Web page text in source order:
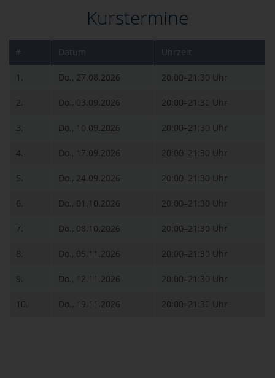
Kurstermine
# Datum Uhrzeit
1. Do., 27.08.2026 20:00–21:30 Uhr
2. Do., 03.09.2026 20:00–21:30 Uhr
3. Do., 10.09.2026 20:00–21:30 Uhr
4. Do., 17.09.2026 20:00–21:30 Uhr
5. Do., 24.09.2026 20:00–21:30 Uhr
6. Do., 01.10.2026 20:00–21:30 Uhr
7. Do., 08.10.2026 20:00–21:30 Uhr
8. Do., 05.11.2026 20:00–21:30 Uhr
9. Do., 12.11.2026 20:00–21:30 Uhr
10. Do., 19.11.2026 20:00–21:30 Uhr